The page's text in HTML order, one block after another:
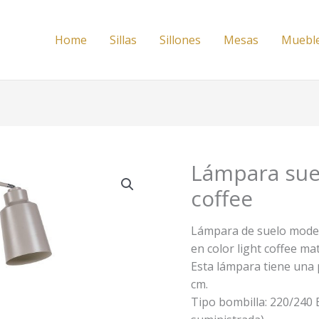
Home Sillas Sillones Mesas
Lámpara
coffee
Lámpara de suelo
en color light coffee
Esta lámpara tiene
cm.
Tipo bombilla: 220/240